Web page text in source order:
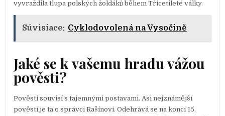
vyvraždila tlupa polských žoldáků během Třicetileté války.
Súvisiace: Cyklodovolená na Vysočině
Jaké se k vašemu hradu vážou
pověsti?
Pověsti souvisí s tajemnými postavami. Asi nejznámější
pověstí je ta o správci Rašínovi. Odehrává se na konci 15.